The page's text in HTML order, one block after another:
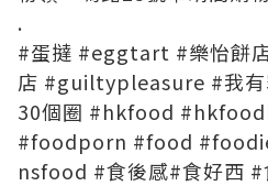
.
#蛋撻 #eggtart #樂怡餅
店 #guiltypleasure #我
30個圈 #hkfood #
#foodporn #food #
nsfood #食後感#食好西 #